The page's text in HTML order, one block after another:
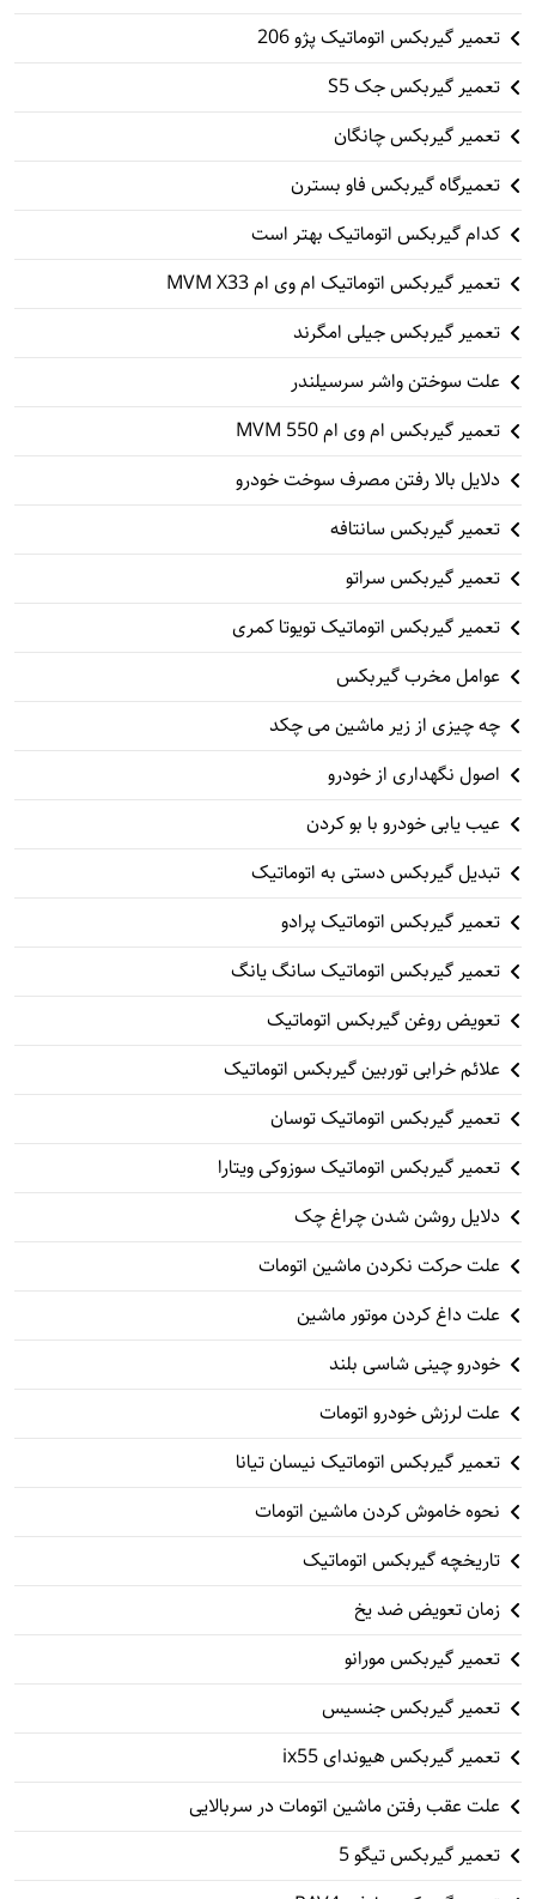
تعمیر گیربکس اتوماتیک پژو 206
تعمیر گیربکس جک S5
تعمیر گیربکس چانگان
تعمیرگاه گیربکس فاو بسترن
کدام گیربکس اتوماتیک بهتر است
تعمیر گیربکس اتوماتیک ام وی ام MVM X33
تعمیر گیربکس جیلی امگرند
علت سوختن واشر سرسیلندر
تعمیر گیربکس ام وی ام 550 MVM
دلایل بالا رفتن مصرف سوخت خودرو
تعمیر گیربکس سانتافه
تعمیر گیربکس سراتو
تعمیر گیربکس اتوماتیک تویوتا کمری
عوامل مخرب گیربکس
چه چیزی از زیر ماشین می چکد
اصول نگهداری از خودرو
عیب یابی خودرو با بو کردن
تبدیل گیربکس دستی به اتوماتیک
تعمیر گیربکس اتوماتیک پرادو
تعمیر گیربکس اتوماتیک سانگ یانگ
تعویض روغن گیربکس اتوماتیک
علائم خرابی توربین گیربکس اتوماتیک
تعمیر گیربکس اتوماتیک توسان
تعمیر گیربکس اتوماتیک سوزوکی ویتارا
دلایل روشن شدن چراغ چک
علت حرکت نکردن ماشین اتومات
علت داغ کردن موتور ماشین
خودرو چینی شاسی بلند
علت لرزش خودرو اتومات
تعمیر گیربکس اتوماتیک نیسان تیانا
نحوه خاموش کردن ماشین اتومات
تاریخچه گیربکس اتوماتیک
زمان تعویض ضد یخ
تعمیر گیربکس مورانو
تعمیر گیربکس جنسیس
تعمیر گیربکس هیوندای ix55
علت عقب رفتن ماشین اتومات در سربالایی
تعمیر گیربکس تیگو 5